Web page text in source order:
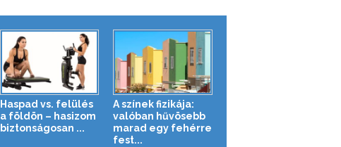
Haspad vs. felülés
a földön – hasizom
biztonságosan ...
A színek fizikája:
valóban hűvösebb
marad egy fehérre
fest...